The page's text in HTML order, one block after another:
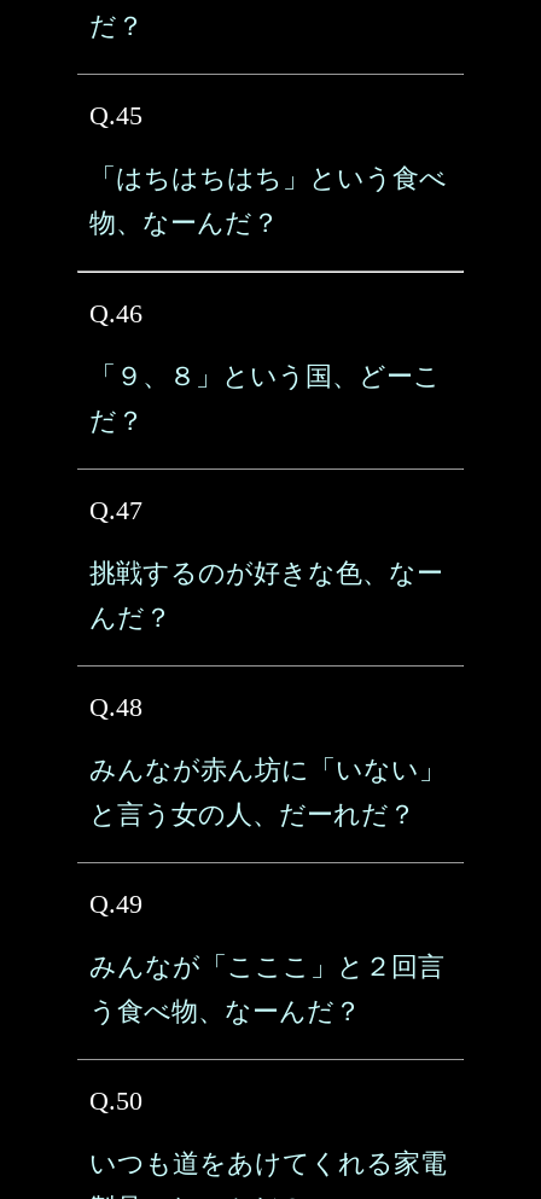
だ？
Q.45
「はちはちはち」という食べ
物、なーんだ？
Q.46
「９、８」という国、どーこ
だ？
Q.47
挑戦するのが好きな色、なー
んだ？
Q.48
みんなが赤ん坊に「いない」
と言う女の人、だーれだ？
Q.49
みんなが「こここ」と２回言
う食べ物、なーんだ？
Q.50
いつも道をあけてくれる家電